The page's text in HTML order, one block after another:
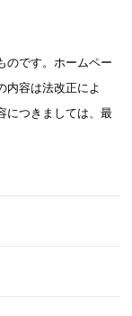
のです。ホームペー
内容は法改正によ
につきましては、最